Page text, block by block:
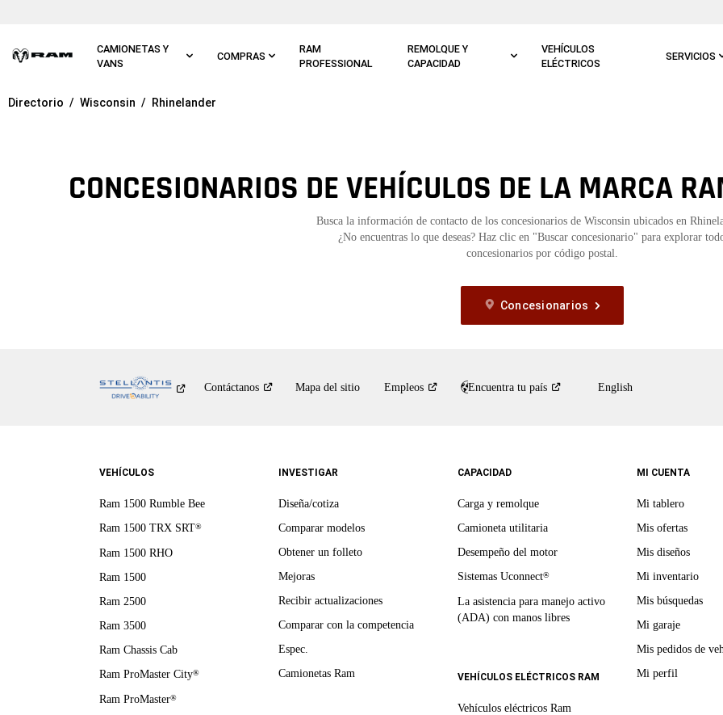
CAMIONETAS Y
VANS
COMPRAS
RAM
PROFESSIONAL
REMOLQUE Y
CAPACIDAD
VEHÍCULOS
ELÉCTRICOS
SERVICIOS
Ir a
Directorio Wisconsin Rhinelander
CONCESIONARIOS DE VEHÍCULOS DE LA MARCA
Busca la información de contacto de los concesionarios de Wisconsin ubicados en
¿No encuentras lo que deseas? Haz clic en "Buscar concesionario" para explorar
concesionarios por código postal.
Concesionarios
Contáctanos Mapa del sitio Empleos Encuentra tu país English
VEHÍCULOS
Ram 1500 Rumble Bee
Ram 1500 TRX SRT®
Ram 1500 RHO
Ram 1500
Ram 2500
Ram 3500
Ram Chassis Cab
Ram ProMaster City®
Ram ProMaster®
INVESTIGAR
Diseña/cotiza
Comparar modelos
Obtener un folleto
Mejoras
Recibir actualizaciones
Comparar con la competencia
Espec.
Camionetas Ram
CAPACIDAD
Carga y remolque
Camioneta utilitaria
Desempeño del motor
Sistemas Uconnect®
La asistencia para manejo activo
(ADA) con manos libres
VEHÍCULOS ELÉCTRICOS RAM
Vehículos eléctricos Ram
MI CUENTA
Mi tablero
Mis ofertas
Mis diseños
Mi inventario
Mis búsquedas
Mi garaje
Mis pedidos de
Mi perfil